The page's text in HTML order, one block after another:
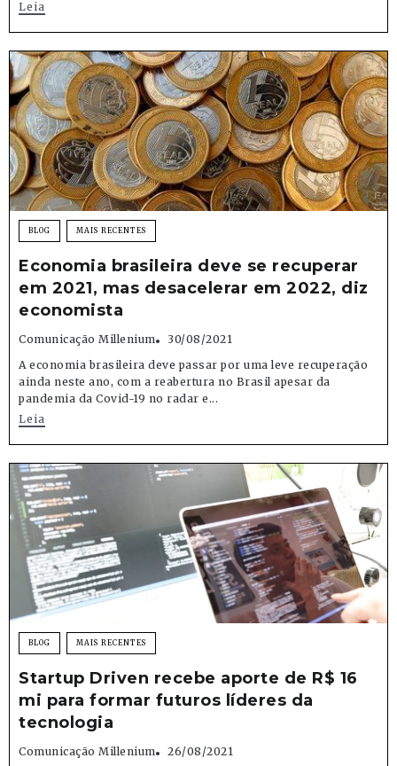
Leia
BLOG MAIS RECENTES
Economia brasileira deve se recuperar
em 2021, mas desacelerar em 2022, diz
economista
Comunicação Millenium
30/08/2021
A economia brasileira deve passar por uma leve recuperação
ainda neste ano, com a reabertura no Brasil apesar da
pandemia da Covid-19 no radar e...
Leia
BLOG MAIS RECENTES
Startup Driven recebe aporte de R$ 16
mi para formar futuros líderes da
tecnologia
Comunicação Millenium
26/08/2021